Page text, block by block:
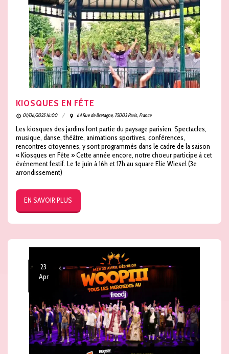
KIOSQUES EN FÊTE
01/06/2025 16:00 64 Rue de Bretagne, 75003 Paris, France
Les kiosques des jardins font partie du paysage parisien. Spectacles,
musique, danse, théâtre, animations sportives, conférences,
rencontres citoyennes, y sont programmés dans le cadre de la saison
« Kiosques en Fête » Cette année encore, notre choeur participe à cet
événement festif. Le 1e juin à 16h et 17h au square Elie Wiesel (3e
arrondissement)
EN SAVOIR PLUS
23
Apr